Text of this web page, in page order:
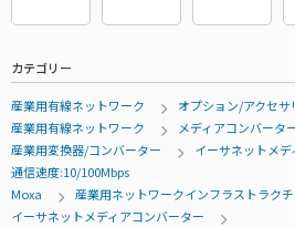
カテゴリー
産業用有線ネットワーク オプション/アクセサ
産業用有線ネットワーク
メディアコンバータ
産業用変換器/コンバーター
イーサネットメ
通信速度:10/100Mbps
Moxa
産業用ネットワークインフラストラク
イーサネットメディアコンバーター